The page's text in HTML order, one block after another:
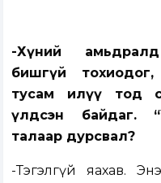
-Хүний
бишгүй
тусам илүү тод
үлдсэн байдаг.
талаар дурсвал?
-Тэгэлгүй яахав.